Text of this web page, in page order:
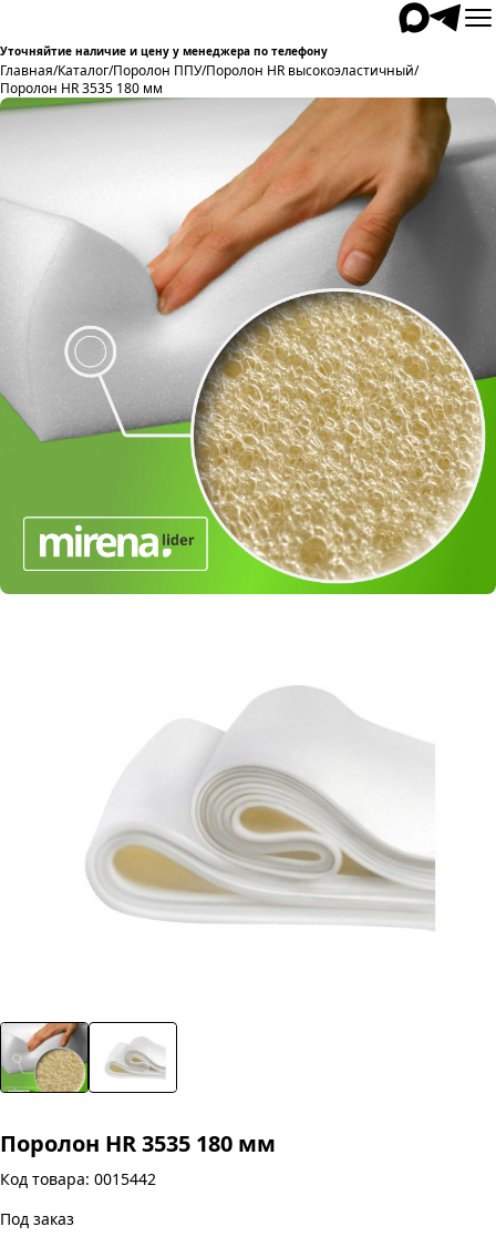
Уточняйтие наличие и цену у менеджера по телефону
Главная/Каталог/Поролон ППУ/Поролон HR высокоэластичный/
Поролон HR 3535 180 мм
Поролон HR 3535 180 мм
Код товара: 0015442
Под заказ